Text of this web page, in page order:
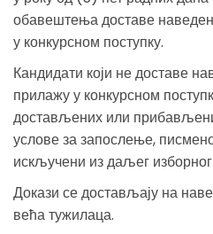
обавештења доставе
у конкурсном поступку.
Кандидати који не доставе
прилажу у конкурсном
достављених или
услове за запослење,
искључени из даљег изборног
Докази се достављају на
већа тужилаца.